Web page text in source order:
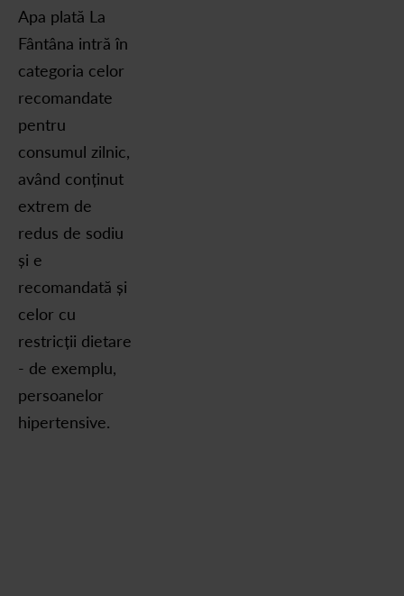
Apa plată La
Fântâna intră în
categoria celor
recomandate
pentru
consumul zilnic,
având conținut
extrem de
redus de sodiu
și e
recomandată și
celor cu
restricții dietare
- de exemplu,
persoanelor
hipertensive.